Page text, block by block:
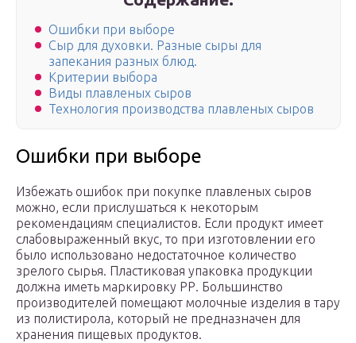
Ошибки при выборе
Сыр для духовки. Разные сыры для
запекания разных блюд.
Критерии выбора
Виды плавленых сыров
Технология производства плавленых сыров
Ошибки при выборе
Избежать ошибок при покупке плавленых сыров
можно, если прислушаться к некоторым
рекомендациям специалистов. Если продукт имеет
слабовыраженный вкус, то при изготовлении его
было использовано недостаточное количество
зрелого сырья. Пластиковая упаковка продукции
должна иметь маркировку РР. Большинство
производителей помещают молочные изделия в тару
из полистирола, который не предназначен для
хранения пищевых продуктов.